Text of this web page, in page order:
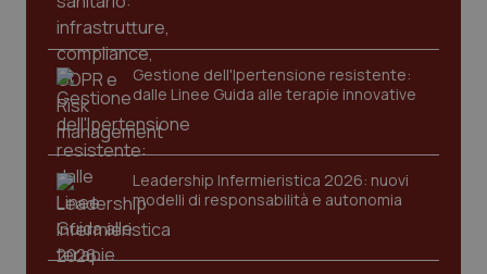
Gestione dell'Ipertensione resistente:
dalle Linee Guida alle terapie innovative
Leadership Infermieristica 2026: nuovi
modelli di responsabilità e autonomia
CookieScriptConsent
CookieScript